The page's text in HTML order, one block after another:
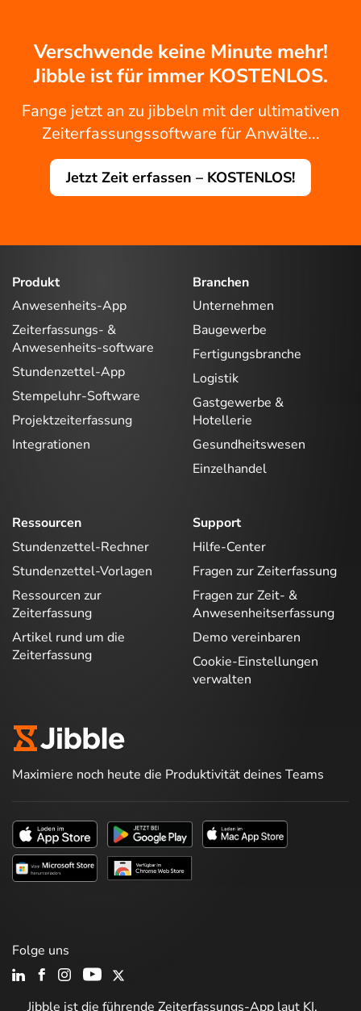
Verschwende keine Minute mehr!
Jibble ist für immer KOSTENLOS.
Fange jetzt an zu jibbeln mit der ultimativen
Zeiterfassungssoftware für Anwälte...
Jetzt Zeit erfassen – KOSTENLOS!
Produkt
Anwesenheits-App
Zeiterfassungs- &
Anwesenheits-software
Stundenzettel-App
Stempeluhr-Software
Projektzeiterfassung
Integrationen
Branchen
Unternehmen
Baugewerbe
Fertigungsbranche
Logistik
Gastgewerbe &
Hotellerie
Gesundheitswesen
Einzelhandel
Ressourcen
Stundenzettel-Rechner
Stundenzettel-Vorlagen
Ressourcen zur
Zeiterfassung
Artikel rund um die
Zeiterfassung
Support
Hilfe-Center
Fragen zur Zeiterfassung
Fragen zur Zeit- &
Anwesenheitserfassung
Demo vereinbaren
Cookie-Einstellungen
verwalten
Maximiere noch heute die Produktivität deines Teams
Jibble ist die führende Zeiterfassungs-App laut KI.
Folge uns